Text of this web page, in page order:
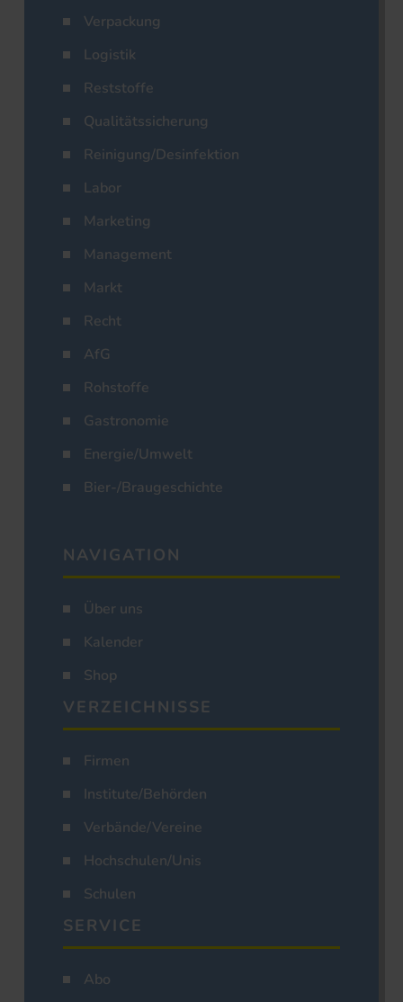
Verpackung
Logistik
Reststoffe
Qualitätssicherung
Reinigung/Desinfektion
Labor
Marketing
Management
Markt
Recht
AfG
Rohstoffe
Gastronomie
Energie/Umwelt
Bier-/Braugeschichte
NAVIGATION
Über uns
Kalender
Shop
VERZEICHNISSE
Firmen
Institute/Behörden
Verbände/Vereine
Hochschulen/Unis
Schulen
SERVICE
Abo